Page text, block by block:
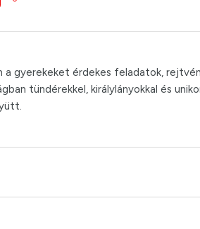
a gyerekeket érdekes feladatok,
tündérekkel, királylányokkal és